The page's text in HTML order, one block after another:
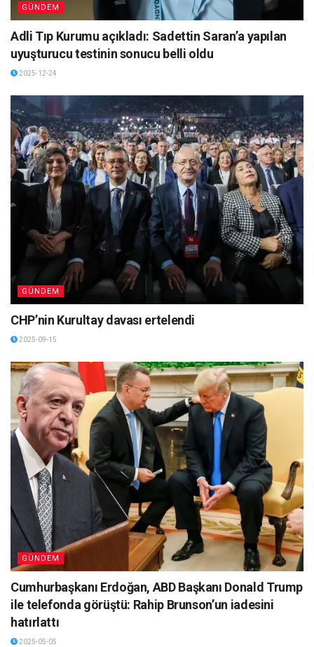
GÜNDEM
Adli Tıp Kurumu açıkladı: Sadettin Saran’a yapılan
uyuşturucu testinin sonucu belli oldu
2025-12-24
GÜNDEM
CHP’nin Kurultay davası ertelendi
2025-09-15
GÜNDEM
Cumhurbaşkanı Erdoğan, ABD Başkanı Donald Trump
ile telefonda görüştü: Rahip Brunson’un iadesini
hatırlattı
2025-05-05